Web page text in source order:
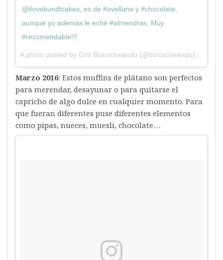
@ilovebundtcakes, es de #avellana y #chocolate,
aunque yo además le eché #almendras. Muy
#recomendable!!!
A photo posted by Cris Bizcocheando (@bizcocheando) on
Marzo 2016: Estos muffins de plátano son perfectos
para merendar, desayunar o para quitarse el
capricho de algo dulce en cualquier momento. Para
que fueran diferentes puse diferentes elementos
como pipas, nueces, muesli, chocolate…